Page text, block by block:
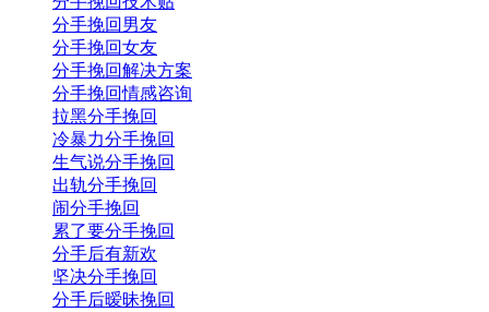
分手挽回男友
分手挽回女友
分手挽回解决方案
分手挽回情感咨询
拉黑分手挽回
冷暴力分手挽回
生气说分手挽回
出轨分手挽回
闹分手挽回
累了要分手挽回
分手后有新欢
坚决分手挽回
分手后暧昧挽回